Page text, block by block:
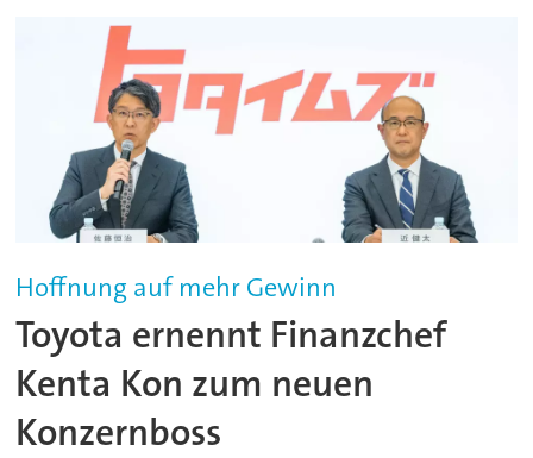
Hoffnung auf mehr Gewinn
Toyota ernennt Finanzchef
Kenta Kon zum neuen
Konzernboss